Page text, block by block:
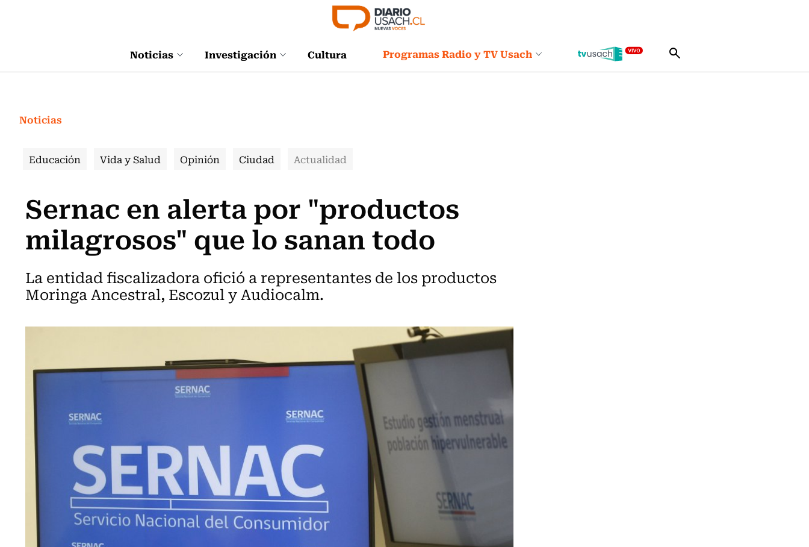
Noticias Investigación Cultura Programas Radio y TV Usach
Noticias
Educación Vida y Salud Opinión Ciudad Actualidad
Sernac en alerta por "productos
milagrosos" que lo sanan todo
La entidad fiscalizadora ofició a representantes de los productos
Moringa Ancestral, Escozul y Audiocalm.